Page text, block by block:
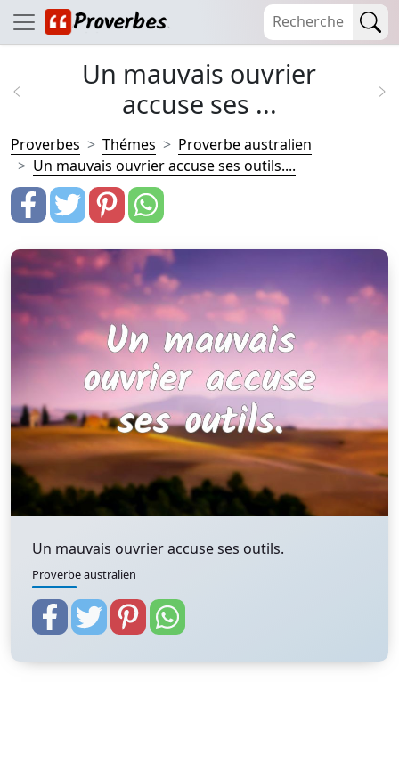
Un mauvais ouvrier
accuse ses ...
Proverbes Thémes
Proverbe australien
Un mauvais ouvrier accuse ses outils....
Un mauvais ouvrier accuse ses outils.
Proverbe australien